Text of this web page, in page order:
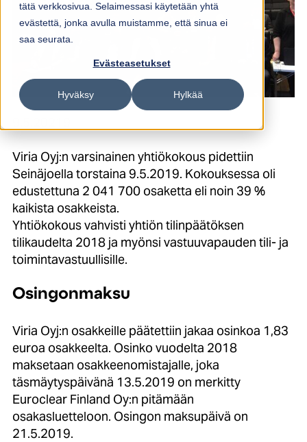
tätä verkkosivua. Selaimessasi käytetään yhtä
evästettä, jonka avulla muistamme, että sinua ei
saa seurata.
Evästeasetukset
Hyväksy Hylkää
Viria Oyj:n varsinainen yhtiökokous pidettiin
Seinäjoella torstaina 9.5.2019. Kokouksessa oli
edustettuna 2 041 700 osaketta eli noin 39 %
kaikista osakkeista.
Yhtiökokous vahvisti yhtiön tilinpäätöksen
tilikaudelta 2018 ja myönsi vastuuvapauden tili- ja
toimintavastuullisille.
Osingonmaksu
Viria Oyj:n osakkeille päätettiin jakaa osinkoa 1,83
euroa osakkeelta. Osinko vuodelta 2018
maksetaan osakkeenomistajalle, joka
täsmäytyspäivänä 13.5.2019 on merkitty
Euroclear Finland Oy:n pitämään
osakasluetteloon. Osingon maksupäivä on
21.5.2019.